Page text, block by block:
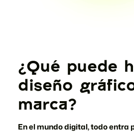
¿Qué puede
diseño
marca?
En el mundo digital, todo entra